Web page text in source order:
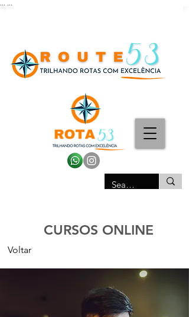
CURSOS ONLINE
Voltar